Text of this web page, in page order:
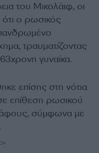
του Μικολάιφ, οι
ο ρωσικός
τραυματίζοντας
γυναίκα.
επίσης στη νότια
επίθεση ρωσικού
σύμφωνα με